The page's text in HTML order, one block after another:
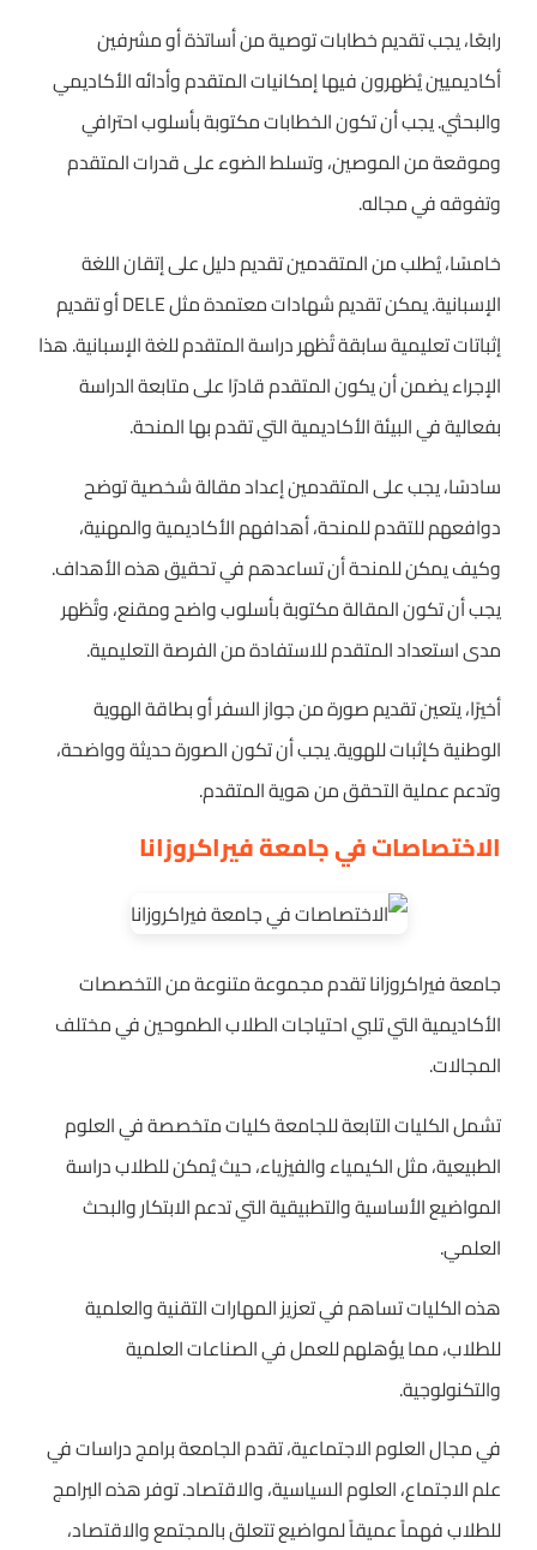
رابعًا، يجب تقديم خطابات توصية من أساتذة أو مشرفين
أكاديميين يُظهرون فيها إمكانيات المتقدم وأدائه الأكاديمي
والبحثي. يجب أن تكون الخطابات مكتوبة بأسلوب احترافي
وموقعة من الموصين، وتسلط الضوء على قدرات المتقدم
وتفوقه في مجاله.
خامسًا، يُطلب من المتقدمين تقديم دليل على إتقان اللغة
الإسبانية. يمكن تقديم شهادات معتمدة مثل DELE أو تقديم
إثباتات تعليمية سابقة تُظهر دراسة المتقدم للغة الإسبانية. هذا
الإجراء يضمن أن يكون المتقدم قادرًا على متابعة الدراسة
بفعالية في البيئة الأكاديمية التي تقدم بها المنحة.
سادسًا، يجب على المتقدمين إعداد مقالة شخصية توضح
دوافعهم للتقدم للمنحة، أهدافهم الأكاديمية والمهنية،
وكيف يمكن للمنحة أن تساعدهم في تحقيق هذه الأهداف.
يجب أن تكون المقالة مكتوبة بأسلوب واضح ومقنع، وتُظهر
مدى استعداد المتقدم للاستفادة من الفرصة التعليمية.
أخيرًا، يتعين تقديم صورة من جواز السفر أو بطاقة الهوية
الوطنية كإثبات للهوية. يجب أن تكون الصورة حديثة وواضحة،
وتدعم عملية التحقق من هوية المتقدم.
الاختصاصات في جامعة فيراكروزانا
جامعة فيراكروزانا تقدم مجموعة متنوعة من التخصصات
الأكاديمية التي تلبي احتياجات الطلاب الطموحين في مختلف
المجالات.
تشمل الكليات التابعة للجامعة كليات متخصصة في العلوم
الطبيعية، مثل الكيمياء والفيزياء، حيث يُمكن للطلاب دراسة
المواضيع الأساسية والتطبيقية التي تدعم الابتكار والبحث
العلمي.
هذه الكليات تساهم في تعزيز المهارات التقنية والعلمية
للطلاب، مما يؤهلهم للعمل في الصناعات العلمية
والتكنولوجية.
في مجال العلوم الاجتماعية، تقدم الجامعة برامج دراسات في
علم الاجتماع، العلوم السياسية، والاقتصاد. توفر هذه البرامج
للطلاب فهماً عميقاً لمواضيع تتعلق بالمجتمع والاقتصاد،